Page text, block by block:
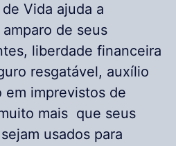
Vida ajuda a
de seus
liberdade financeira
resgatável, auxílio
em imprevistos de
mais que seus
usados para